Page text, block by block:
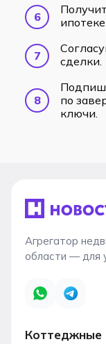
сделки.
по
ключи.
Агрегатор
области — для
Коттеджные